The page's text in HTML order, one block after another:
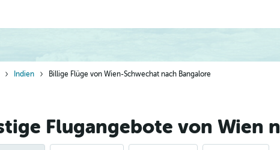
Indien Billige Flüge von Wien-Schwechat nach Bangalore
Flugangebote von Wien